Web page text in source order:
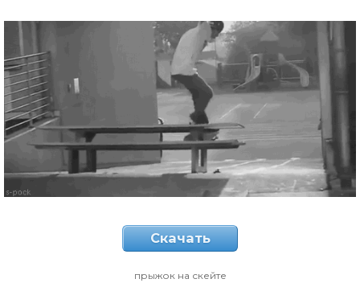
Скачать
прыжок на скейте